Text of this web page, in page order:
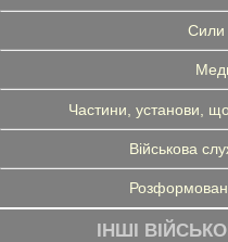
Сили
Частини, установи,
Військова
ІНШІ